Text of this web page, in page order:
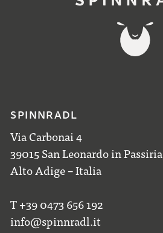
SPINNRADL
Via Carbonai 4
39015 San Leonardo in Passiria
Alto Adige – Italia
T +39 0473 656 192
info@spinnradl.it